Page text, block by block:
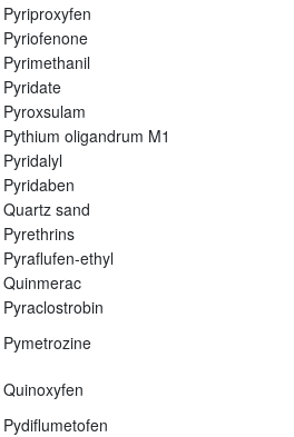
Pyriproxyfen
Pyriofenone
Pyrimethanil
Pyridate
Pyroxsulam
Pythium oligandrum M1
Pyridalyl
Pyridaben
Quartz sand
Pyrethrins
Pyraflufen-ethyl
Quinmerac
Pyraclostrobin
Pymetrozine
Quinoxyfen
Pydiflumetofen